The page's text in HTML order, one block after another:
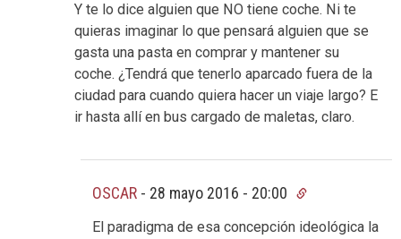
Y te lo dice alguien que NO tiene coche. Ni te
quieras imaginar lo que pensará alguien que se
gasta una pasta en comprar y mantener su
coche. ¿Tendrá que tenerlo aparcado fuera de la
ciudad para cuando quiera hacer un viaje largo? E
ir hasta allí en bus cargado de maletas, claro.
OSCAR - 28 mayo 2016 - 20:00
El paradigma de esa concepción ideológica la